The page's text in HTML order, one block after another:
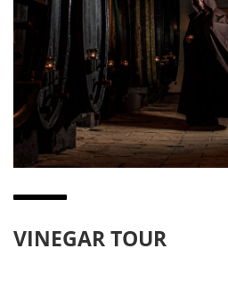
VINEGAR TOUR